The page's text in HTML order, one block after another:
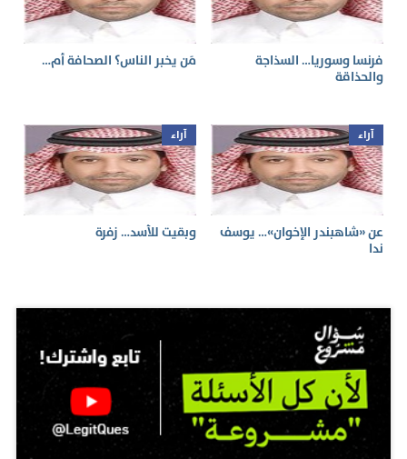
فرنسا وسوريا… السذاجة
والحذاقة
مَن يخبر الناس؟ الصحافة أم…
آراء
عن «شاهبندر الإخوان»… يوسف
ندا
آراء
وبقيت للأسد… زفرة